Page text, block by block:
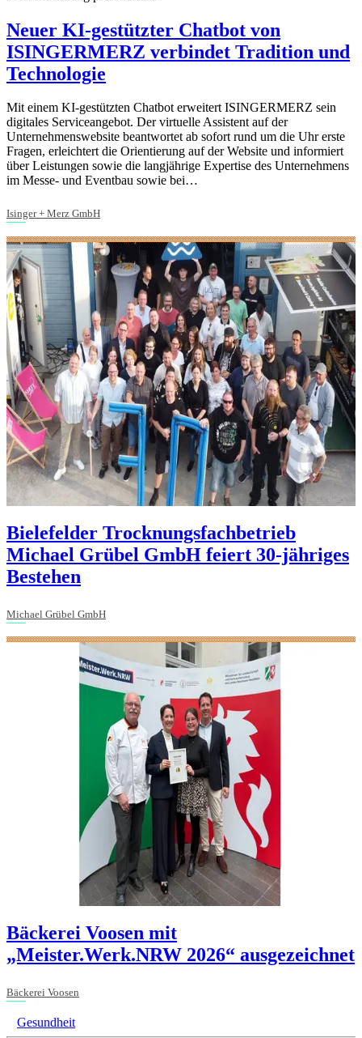
Neuer KI-gestützter Chatbot von
ISINGERMERZ verbindet Tradition und
Technologie
Mit einem KI-gestützten Chatbot erweitert ISINGERMERZ sein
digitales Serviceangebot. Der virtuelle Assistent auf der
Unternehmenswebsite beantwortet ab sofort rund um die Uhr erste
Fragen, erleichtert die Orientierung auf der Website und informiert
über Leistungen sowie die langjährige Expertise des Unternehmens
im Messe- und Eventbau sowie bei…
Isinger + Merz GmbH
Bielefelder Trocknungsfachbetrieb
Michael Grübel GmbH feiert 30-jähriges
Bestehen
Michael Grübel GmbH
Bäckerei Voosen mit
„Meister.Werk.NRW 2026“ ausgezeichnet
Bäckerei Voosen
Gesundheit